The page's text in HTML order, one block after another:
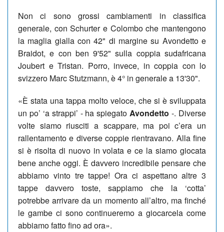
Non ci sono grossi cambiamenti in classifica
generale, con Schurter e Colombo che mantengono
la maglia gialla con 42" di margine su Avondetto e
Braidot, e con ben 9'52" sulla coppia sudafricana
Joubert e Tristan. Porro, invece, in coppia con lo
svizzero Marc Stutzmann, è 4° in generale a 13'30".
«È stata una tappa molto veloce, che si è sviluppata
un po’ ‘a strappi’ - ha spiegatoAvondetto -. Diverse
volte siamo riusciti a scappare, ma poi c’era un
rallentamento e diverse coppie rientravano. Alla fine
si è risolta di nuovo in volata e ce la siamo giocata
bene anche oggi. È davvero incredibile pensare che
abbiamo vinto tre tappe! Ora ci aspettano altre 3
tappe davvero toste, sappiamo che la ‘cotta’
potrebbe arrivare da un momento all’altro, ma finché
le gambe ci sono continueremo a giocarcela come
abbiamo fatto fino ad ora».